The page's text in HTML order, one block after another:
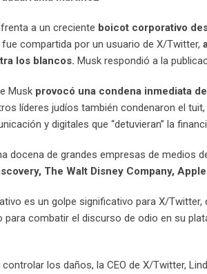
a un creciente boicot corporativo
compartida por un usuario de X/Twitter,
los blancos. Musk respondió a la
Musk provocó una condena inmediata
líderes judíos también condenaron el
y digitales que “detuvieran” la
docena de grandes empresas de medios
The Walt Disney Company,
es un golpe significativo para X/
para combatir el discurso de odio en su
los daños, la CEO de X/Twitter,